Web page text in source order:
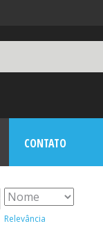
CONTATO
Relevância